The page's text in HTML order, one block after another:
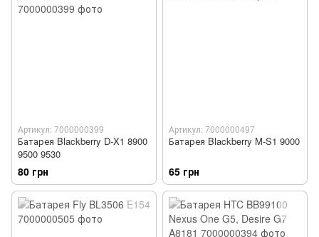
Артикул: 7000000399
Батарея Blackberry D-X1 8900
9500 9530
80 грн
Артикул: 7000000497
Батарея Blackberry M-S1 9000
65 грн